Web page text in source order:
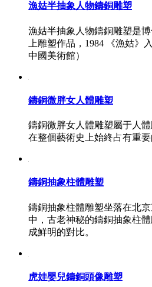
漁姑半抽象人物鑄銅雕塑
漁姑半抽象人物鑄銅雕塑是
上雕塑作品，1984 《漁姑》
中國美術館）
鑄銅微胖女人體雕塑
鑄銅微胖女人體雕塑屬于人
在整個藝術史上始終占有重
鑄銅抽象柱體雕塑
鑄銅抽象柱體雕塑坐落在北
中，古老神秘的鑄銅抽象柱
成鮮明的對比。
虎娃嬰兒鑄銅頭像雕塑